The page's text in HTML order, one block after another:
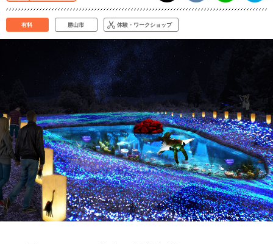
有料 勝山市 体験・ワークショップ